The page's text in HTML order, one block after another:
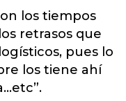
los tiempos
retrasos que
pues lo
los tiene ahí